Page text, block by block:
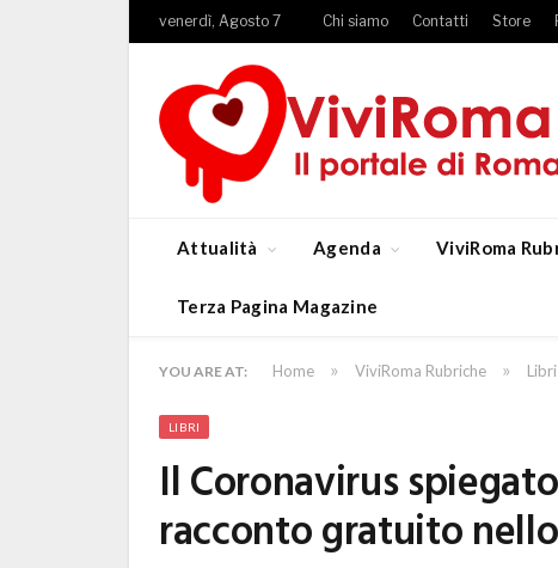
venerdì, Agosto 7 Chi siamo Contatti Store
Attualità Agenda ViviRoma
Terza Pagina Magazine
YOU ARE AT: Home » ViviRoma Rubriche » Libri
LIBRI
Il Coronavirus
racconto gratuito